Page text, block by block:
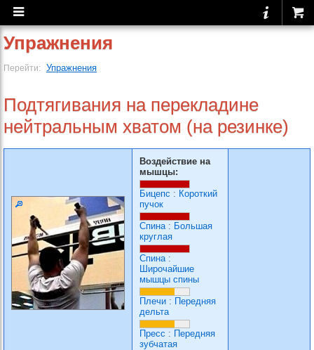
Упражнения
Перейти: Упражнения
Подтягивания на перекладине
нейтральным хватом (на резинке)
Воздействие на
мышцы:
Бицепс : Короткий
пучок
Спина: Большая
круглая
Спина:
Широчайшие
мышцы спины
Плечи : Передняя
дельта
Пресс : Передняя
зубчатая